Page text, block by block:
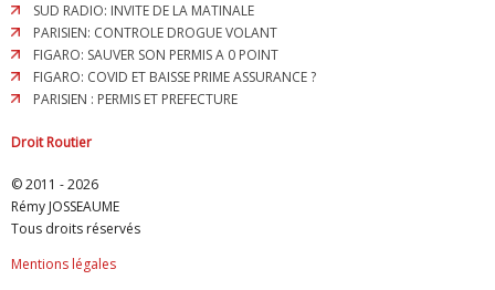
SUD RADIO: INVITE DE LA MATINALE
PARISIEN: CONTROLE DROGUE VOLANT
FIGARO: SAUVER SON PERMIS A 0 POINT
FIGARO: COVID ET BAISSE PRIME ASSURANCE ?
PARISIEN : PERMIS ET PREFECTURE
Droit Routier
© 2011 - 2026
Rémy JOSSEAUME
Tous droits réservés
Mentions légales